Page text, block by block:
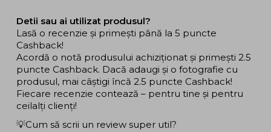
Detii sau ai utilizat produsul?
Lasă o recenzie și primești până la 5 puncte
Cashback!
Acordă o notă produsului achiziționat și primești 2.5
puncte Cashback. Dacă adaugi și o fotografie cu
produsul, mai câștigi încă 2.5 puncte Cashback!
Fiecare recenzie contează – pentru tine și pentru
ceilalți clienți!
💡Cum să scrii un review super util?